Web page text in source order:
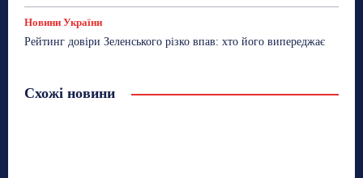
Новини України
Рейтинг довіри Зеленського різко впав: хто його випереджає
Схожі новини